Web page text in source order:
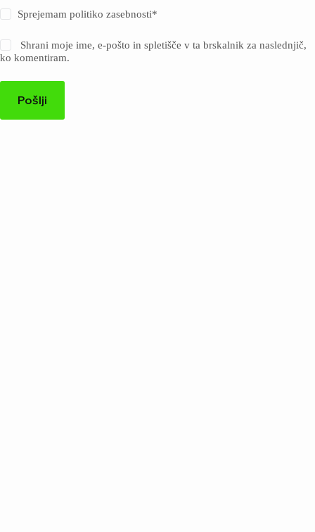
Sprejemam politiko zasebnosti*
Shrani moje ime, e-pošto in spletišče v ta brskalnik za naslednjič,
ko komentiram.
Pošlji